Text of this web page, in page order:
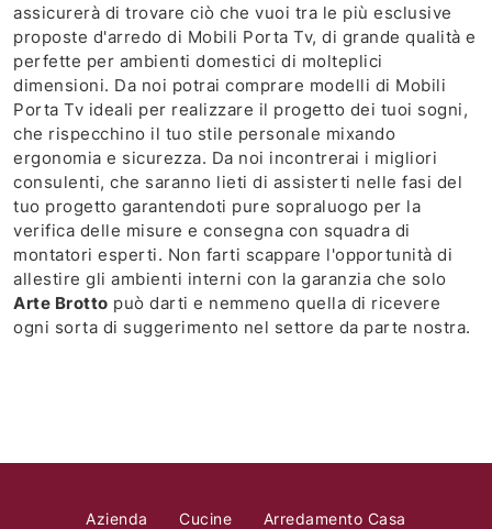
assicurerà di trovare ciò che vuoi tra le più esclusive
proposte d'arredo di Mobili Porta Tv, di grande qualità e
perfette per ambienti domestici di molteplici
dimensioni. Da noi potrai comprare modelli di Mobili
Porta Tv ideali per realizzare il progetto dei tuoi sogni,
che rispecchino il tuo stile personale mixando
ergonomia e sicurezza. Da noi incontrerai i migliori
consulenti, che saranno lieti di assisterti nelle fasi del
tuo progetto garantendoti pure sopraluogo per la
verifica delle misure e consegna con squadra di
montatori esperti. Non farti scappare l'opportunità di
allestire gli ambienti interni con la garanzia che solo
Arte Brotto può darti e nemmeno quella di ricevere
ogni sorta di suggerimento nel settore da parte nostra.
Azienda Cucine
Arredamento Casa